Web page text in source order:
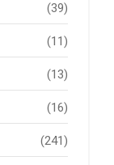
(39)
(11)
(13)
(16)
(241)